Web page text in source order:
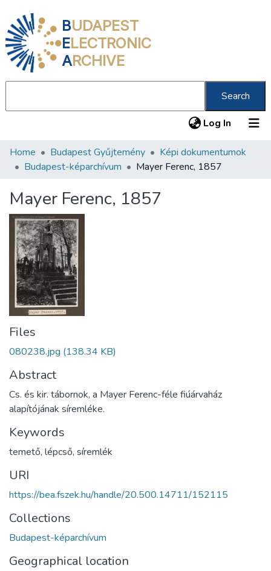
BUDAPEST
ELECTRONIC
ARCHIVE
Search
Log In (current)
Communities & Collections
Statistics
About us
Home Budapest Gyűjtemény
Képi dokumentumok
Budapest-képarchívum
Mayer Ferenc, 1857
Mayer Ferenc, 1857
Files
080238.jpg (138.34 KB)
Abstract
Cs. és kir. tábornok, a Mayer Ferenc-féle fiúárvaház
alapítójának síremléke.
Keywords
temető, lépcső, síremlék
URI
https://bea.fszek.hu/handle/20.500.14711/152115
Collections
Budapest-képarchívum
Geographical location